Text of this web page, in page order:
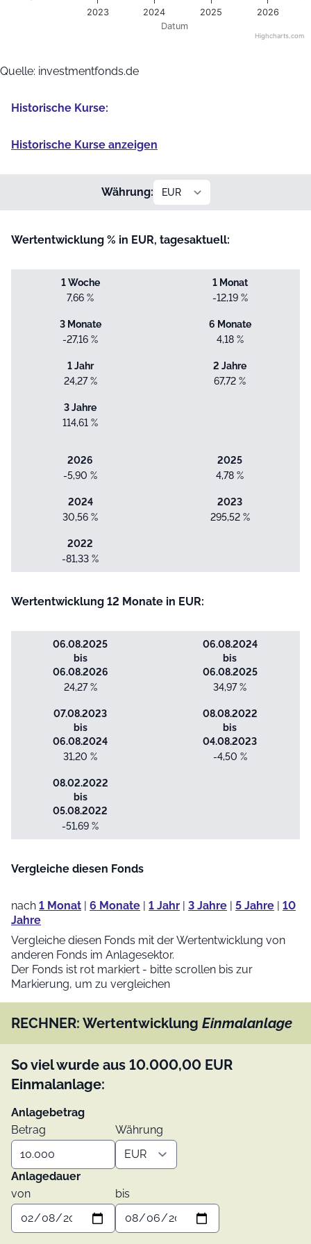
Datum
2023 2024 2025 2026
Highcharts.com
Quelle: investmentfonds.de
Historische Kurse:
Historische Kurse anzeigen
Währung:
Wertentwicklung % in EUR, tagesaktuell:
1 Woche
7,66 %
1 Monat
-12,19 %
3 Monate
-27,16 %
6 Monate
4,18 %
1 Jahr
24,27 %
2 Jahre
67,72 %
3 Jahre
114,61 %
2026
-5,90 %
2025
4,78 %
2024
30,56 %
2023
295,52 %
2022
-81,33 %
Wertentwicklung 12 Monate in EUR:
06.08.2025
bis
06.08.2026
24,27 %
06.08.2024
bis
06.08.2025
34,97 %
07.08.2023
bis
06.08.2024
31,20 %
08.08.2022
bis
04.08.2023
-4,50 %
08.02.2022
bis
05.08.2022
-51,69 %
Vergleiche diesen Fonds
nach 1 Monat | 6 Monate | 1 Jahr | 3 Jahre | 5 Jahre | 10
Jahre
Vergleiche diesen Fonds mit der Wertentwicklung von
anderen Fonds im Anlagesektor.
Der Fonds ist rot markiert - bitte scrollen bis zur
Markierung, um zu vergleichen
RECHNER: Wertentwicklung Einmalanlage
So viel wurde aus 10.000,00 EUR
Einmalanlage:
Anlagebetrag
Betrag
Währung
Anlagedauer
von
bis